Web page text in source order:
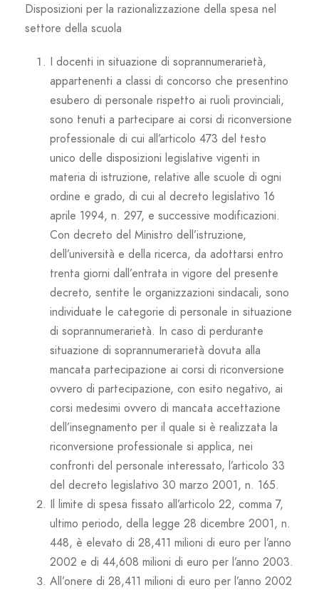
Disposizioni per la razionalizzazione della spesa nel
settore della scuola
I docenti in situazione di soprannumerarietà,
appartenenti a classi di concorso che presentino
esubero di personale rispetto ai ruoli provinciali,
sono tenuti a partecipare ai corsi di riconversione
professionale di cui all’articolo 473 del testo
unico delle disposizioni legislative vigenti in
materia di istruzione, relative alle scuole di ogni
ordine e grado, di cui al decreto legislativo 16
aprile 1994, n. 297, e successive modificazioni.
Con decreto del Ministro dell’istruzione,
dell’università e della ricerca, da adottarsi entro
trenta giorni dall’entrata in vigore del presente
decreto, sentite le organizzazioni sindacali, sono
individuate le categorie di personale in situazione
di soprannumerarietà. In caso di perdurante
situazione di soprannumerarietà dovuta alla
mancata partecipazione ai corsi di riconversione
ovvero di partecipazione, con esito negativo, ai
corsi medesimi ovvero di mancata accettazione
dell’insegnamento per il quale si è realizzata la
riconversione professionale si applica, nei
confronti del personale interessato, l’articolo 33
del decreto legislativo 30 marzo 2001, n. 165.
Il limite di spesa fissato all’articolo 22, comma 7,
ultimo periodo, della legge 28 dicembre 2001, n.
448, è elevato di 28,411 milioni di euro per l’anno
2002 e di 44,608 milioni di euro per l’anno 2003.
All’onere di 28,411 milioni di euro per l’anno 2002